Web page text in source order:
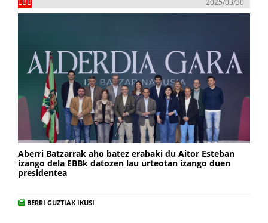
EBB 2025/03/30
Aberri Batzarrak aho batez erabaki du Aitor Esteban
izango dela EBBk datozen lau urteotan izango duen
presidentea
BERRI GUZTIAK IKUSI